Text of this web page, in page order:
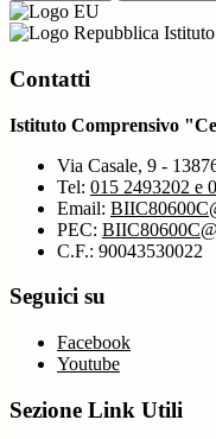
Contatti
Istituto Comprensivo
Via Casale, 9 -
Tel: 015 2493202 e
Email:
PEC:
C.F.: 90043530022
Seguici su
Facebook
Youtube
Sezione Link Utili